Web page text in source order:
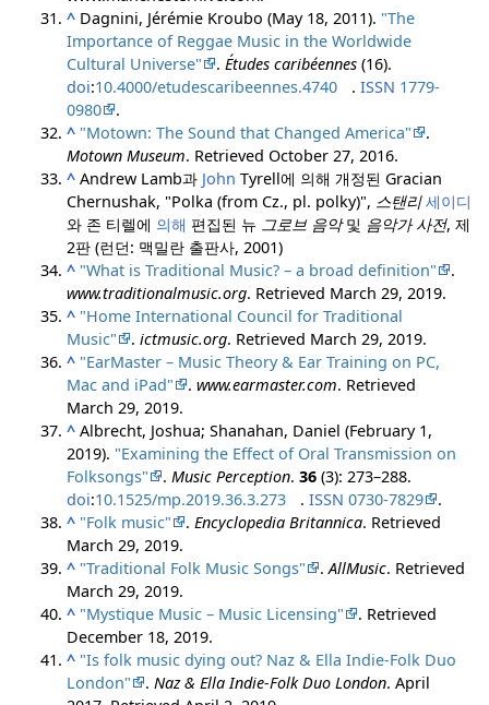
^ Dagnini, Jérémie Kroubo (May 18, 2011). "The
Importance of Reggae Music in the Worldwide
Cultural Universe"
.Études caribéennes (16).
doi:10.4000/etudescaribeennes.4740 .ISSN 1779-
0980
.
^ "Motown: The Sound that Changed America"
.
Motown Museum. Retrieved October 27, 2016.
^ Andrew Lamb과 John Tyrell에 의해 개정된 Gracian
Chernushak, "Polka (from Cz., pl. polky)", 스탠리 세이디
와 존 티렐에 의해 편집된 뉴 그로브 음악및 음악가 사전, 제
2판 (런던: 맥밀란 출판사, 2001)
^ "What is Traditional Music? – a broad definition"
.
www.traditionalmusic.org. Retrieved March 29, 2019.
^ "Home International Council for Traditional
Music"
.ictmusic.org. Retrieved March 29, 2019.
^ "EarMaster – Music Theory & Ear Training on PC,
Mac and iPad"
.www.earmaster.com. Retrieved
March 29, 2019.
^ Albrecht, Joshua; Shanahan, Daniel (February 1,
2019). "Examining the Effect of Oral Transmission on
Folksongs"
.Music Perception.36 (3): 273–288.
doi:10.1525/mp.2019.36.3.273 .ISSN 0730-7829
.
^ "Folk music" .Encyclopedia Britannica. Retrieved
March 29, 2019.
^ "Traditional Folk Music Songs" .AllMusic. Retrieved
March 29, 2019.
^ "Mystique Music – Music Licensing"
. Retrieved
December 18, 2019.
^ "Is folk music dying out? Naz & Ella Indie-Folk Duo
London"
. Naz & Ella Indie-Folk Duo London. April